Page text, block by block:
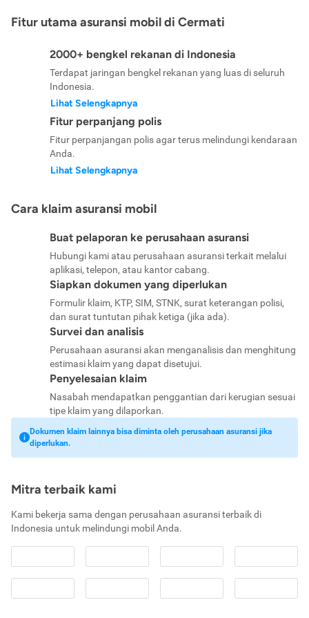
Fitur utama asuransi mobil di Cermati
2000+ bengkel rekanan di Indonesia
Terdapat jaringan bengkel rekanan yang luas di seluruh
Indonesia.
Lihat Selengkapnya
Fitur perpanjang polis
Fitur perpanjangan polis agar terus melindungi kendaraan
Anda.
Lihat Selengkapnya
Cara klaim asuransi mobil
Buat pelaporan ke perusahaan asuransi
Hubungi kami atau perusahaan asuransi terkait melalui
aplikasi, telepon, atau kantor cabang.
Siapkan dokumen yang diperlukan
Formulir klaim, KTP, SIM, STNK, surat keterangan polisi,
dan surat tuntutan pihak ketiga (jika ada).
Survei dan analisis
Perusahaan asuransi akan menganalisis dan menghitung
estimasi klaim yang dapat disetujui.
Penyelesaian klaim
Nasabah mendapatkan penggantian dari kerugian sesuai
tipe klaim yang dilaporkan.
Dokumen klaim lainnya bisa diminta oleh perusahaan asuransi jika
diperlukan.
Mitra terbaik kami
Kami bekerja sama dengan perusahaan asuransi terbaik di
Indonesia untuk melindungi mobil Anda.